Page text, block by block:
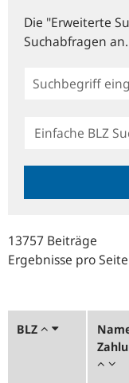
Die "Erweiterte
Suchabfragen an.
Einfache
Suche
13757 Beiträge
Ergebnisse pro Seite
BLZ